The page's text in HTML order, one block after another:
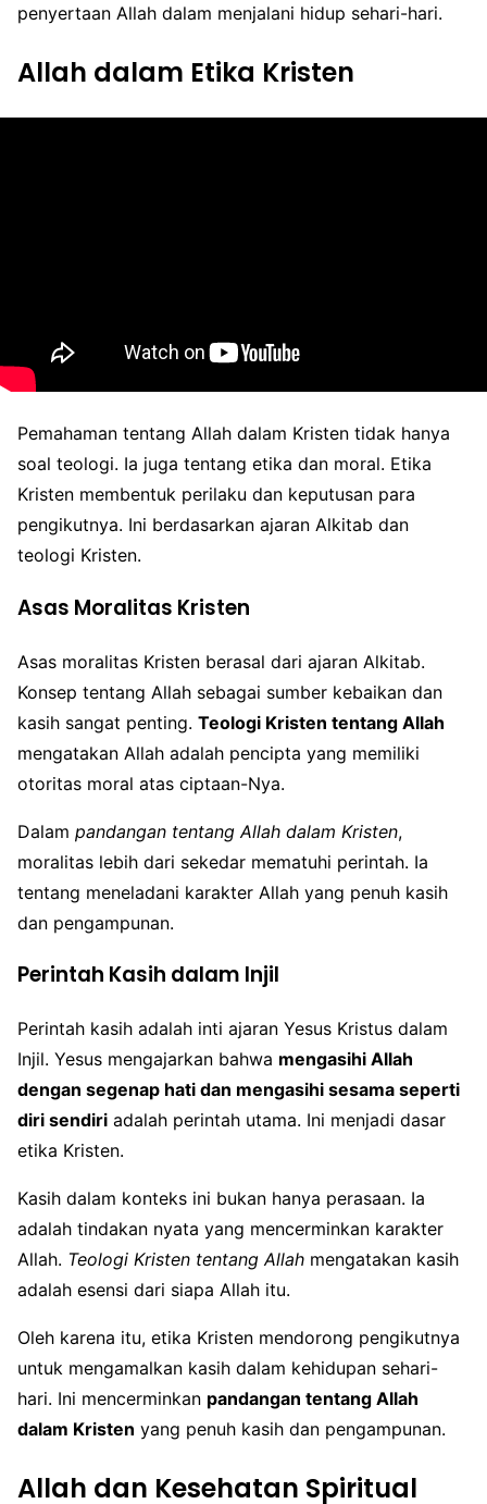
penyertaan Allah dalam menjalani hidup sehari-hari.
Allah dalam Etika Kristen
Pemahaman tentang Allah dalam Kristen tidak hanya
soal teologi. Ia juga tentang etika dan moral. Etika
Kristen membentuk perilaku dan keputusan para
pengikutnya. Ini berdasarkan ajaran Alkitab dan
teologi Kristen.
Asas Moralitas Kristen
Asas moralitas Kristen berasal dari ajaran Alkitab.
Konsep tentang Allah sebagai sumber kebaikan dan
kasih sangat penting. Teologi Kristen tentang Allah
mengatakan Allah adalah pencipta yang memiliki
otoritas moral atas ciptaan-Nya.
Dalam pandangan tentang Allah dalam Kristen,
moralitas lebih dari sekedar mematuhi perintah. Ia
tentang meneladani karakter Allah yang penuh kasih
dan pengampunan.
Perintah Kasih dalam Injil
Perintah kasih adalah inti ajaran Yesus Kristus dalam
Injil. Yesus mengajarkan bahwa mengasihi Allah
dengan segenap hati dan mengasihi sesama seperti
diri sendiri adalah perintah utama. Ini menjadi dasar
etika Kristen.
Kasih dalam konteks ini bukan hanya perasaan. Ia
adalah tindakan nyata yang mencerminkan karakter
Allah. Teologi Kristen tentang Allah mengatakan kasih
adalah esensi dari siapa Allah itu.
Oleh karena itu, etika Kristen mendorong pengikutnya
untuk mengamalkan kasih dalam kehidupan sehari-
hari. Ini mencerminkan pandangan tentang Allah
dalam Kristen yang penuh kasih dan pengampunan.
Allah dan Kesehatan Spiritual